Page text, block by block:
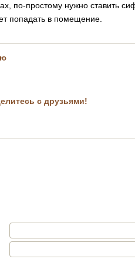
по-простому нужно ставить
попадать в помещение.
с друзьями!